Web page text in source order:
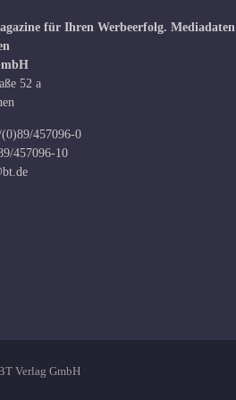
für Ihren Werbeerfolg. Mediadaten
52 a
457096-0
457096-10
Verlag GmbH